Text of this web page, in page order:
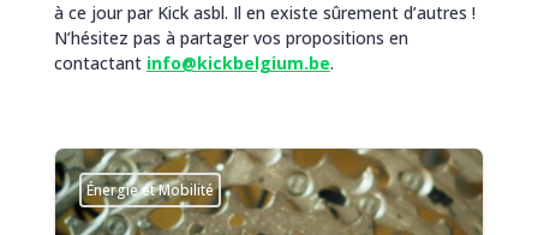
à ce jour par Kick asbl. Il en existe sûrement d’autres !
N’hésitez pas à partager vos propositions en
contactant info@kickbelgium.be.
Énergie et Mobilité